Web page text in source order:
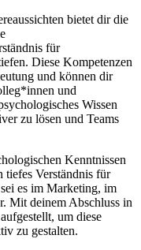
bietet dir die
für
Diese Kompetenzen
und können dir
und
Wissen
zu lösen und Teams
Kenntnissen
Verständnis für
es im Marketing, im
Mit deinem Abschluss in
um diese
zu gestalten.